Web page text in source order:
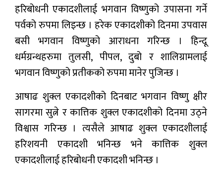
हरिबोधनी एकादशीलाई भगवान विष्णुको उपासना गर्ने
पर्वको रुपमा लिइन्छ । हरेक एकादशीको दिनमा उपवास
बसी भगवान विष्णुको आराधना गरिन्छ । हिन्दू
धर्मग्रन्थहरुमा तुलसी, पीपल, दुबो र शालिग्रामलाई
भगवान विष्णुको प्रतीकको रुपमा मानेर पुजिन्छ ।
आषाढ शुक्ल एकादशीको दिनबाट भगवान विष्णु क्षीर
सागरमा सुत्ने र कात्तिक शुक्ल एकादशीको दिनमा उठ्ने
विश्वास गरिन्छ । त्यसैले आषाढ शुक्ल एकादशीलाई
हरिशयनी एकादशी भनिन्छ भने कात्तिक शुक्ल
एकादशीलाई हरिबोधनी एकादशी भनिन्छ ।